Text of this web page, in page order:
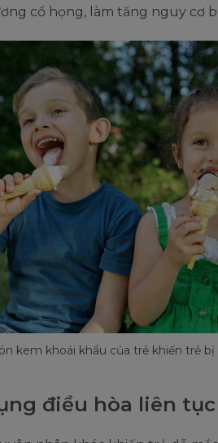
cổ họng, làm tăng nguy cơ
kem khoái khẩu của trẻ khiến trẻ
điều hòa liên tục